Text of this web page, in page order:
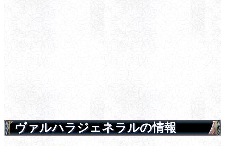
ヴァルハラジェネラルの情報